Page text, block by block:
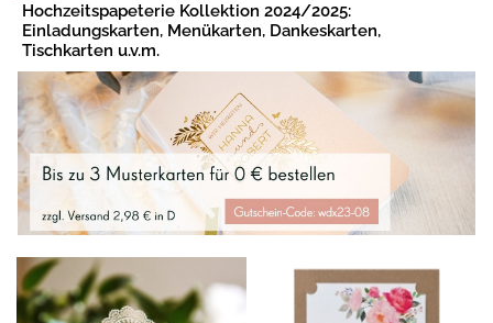
Hochzeitspapeterie Kollektion 2024/2025:
Einladungskarten, Menükarten, Dankeskarten,
Tischkarten u.v.m.